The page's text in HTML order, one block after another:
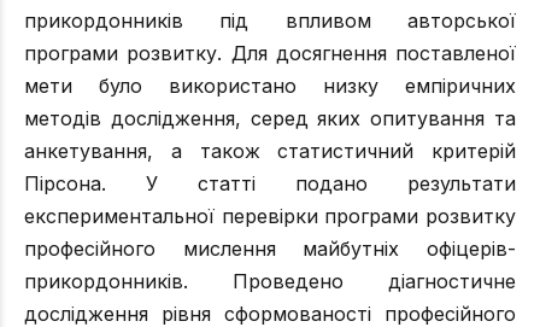
прикордонників під впливом авторської
програми розвитку. Для досягнення поставленої
мети було використано низку емпіричних
методів дослідження, серед яких опитування та
анкетування, а також статистичний критерій
Пірсона. У статті подано результати
експериментальної перевірки програми розвитку
професійного мислення майбутніх офіцерів-
прикордонників. Проведено діагностичне
дослідження рівня сформованості професійного